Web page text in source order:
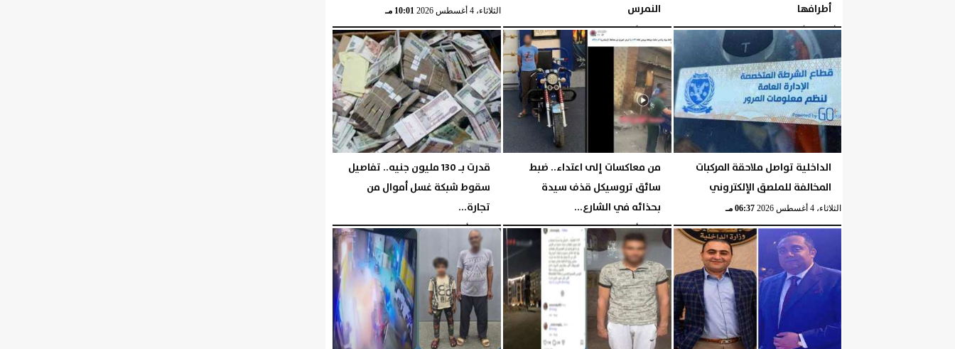
أطرافها
الأربعاء، 5 أغسطس 2026 04:42 مـ
النمرس
الثلاثاء، 4 أغسطس 2026 10:01 مـ
الثلاثاء، 4 أغسطس 2026 10:01 مـ
الداخلية تواصل ملاحقة المركبات
المخالفة للملصق الإلكتروني
الثلاثاء، 4 أغسطس 2026 06:37 مـ
من معاكسات إلى اعتداء.. ضبط
سائق تروسيكل قذف سيدة
بحذائه في الشارع...
الثلاثاء، 4 أغسطس 2026 06:36 مـ
قدرت بـ 130 مليون جنيه.. تفاصيل
سقوط شبكة غسل أموال من
تجارة...
الإثنين، 3 أغسطس 2026 06:39 مـ